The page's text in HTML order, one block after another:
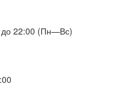
до 22:00 (Пн—Вс)